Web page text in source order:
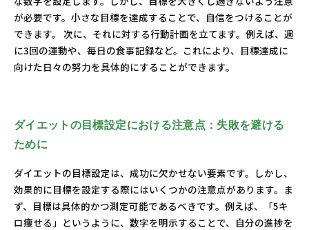
が必要です。小さな目標を達成することで、自信をつけることが
できます。 次に、それに対する行動計画を立てます。例えば、週
に3回の運動や、毎日の食事記録など。これにより、目標達成に
向けた日々の努力を具体的にすることができます。
ダイエットの目標設定における注意点：失敗を避ける
ために
ダイエットの目標設定は、成功に欠かせない要素です。しかし、
効果的に目標を設定する際にはいくつかの注意点があります。ま
ず、目標は具体的かつ測定可能であるべきです。例えば、「5キ
ロ痩せる」というように、数字を明示することで、自分の進捗を